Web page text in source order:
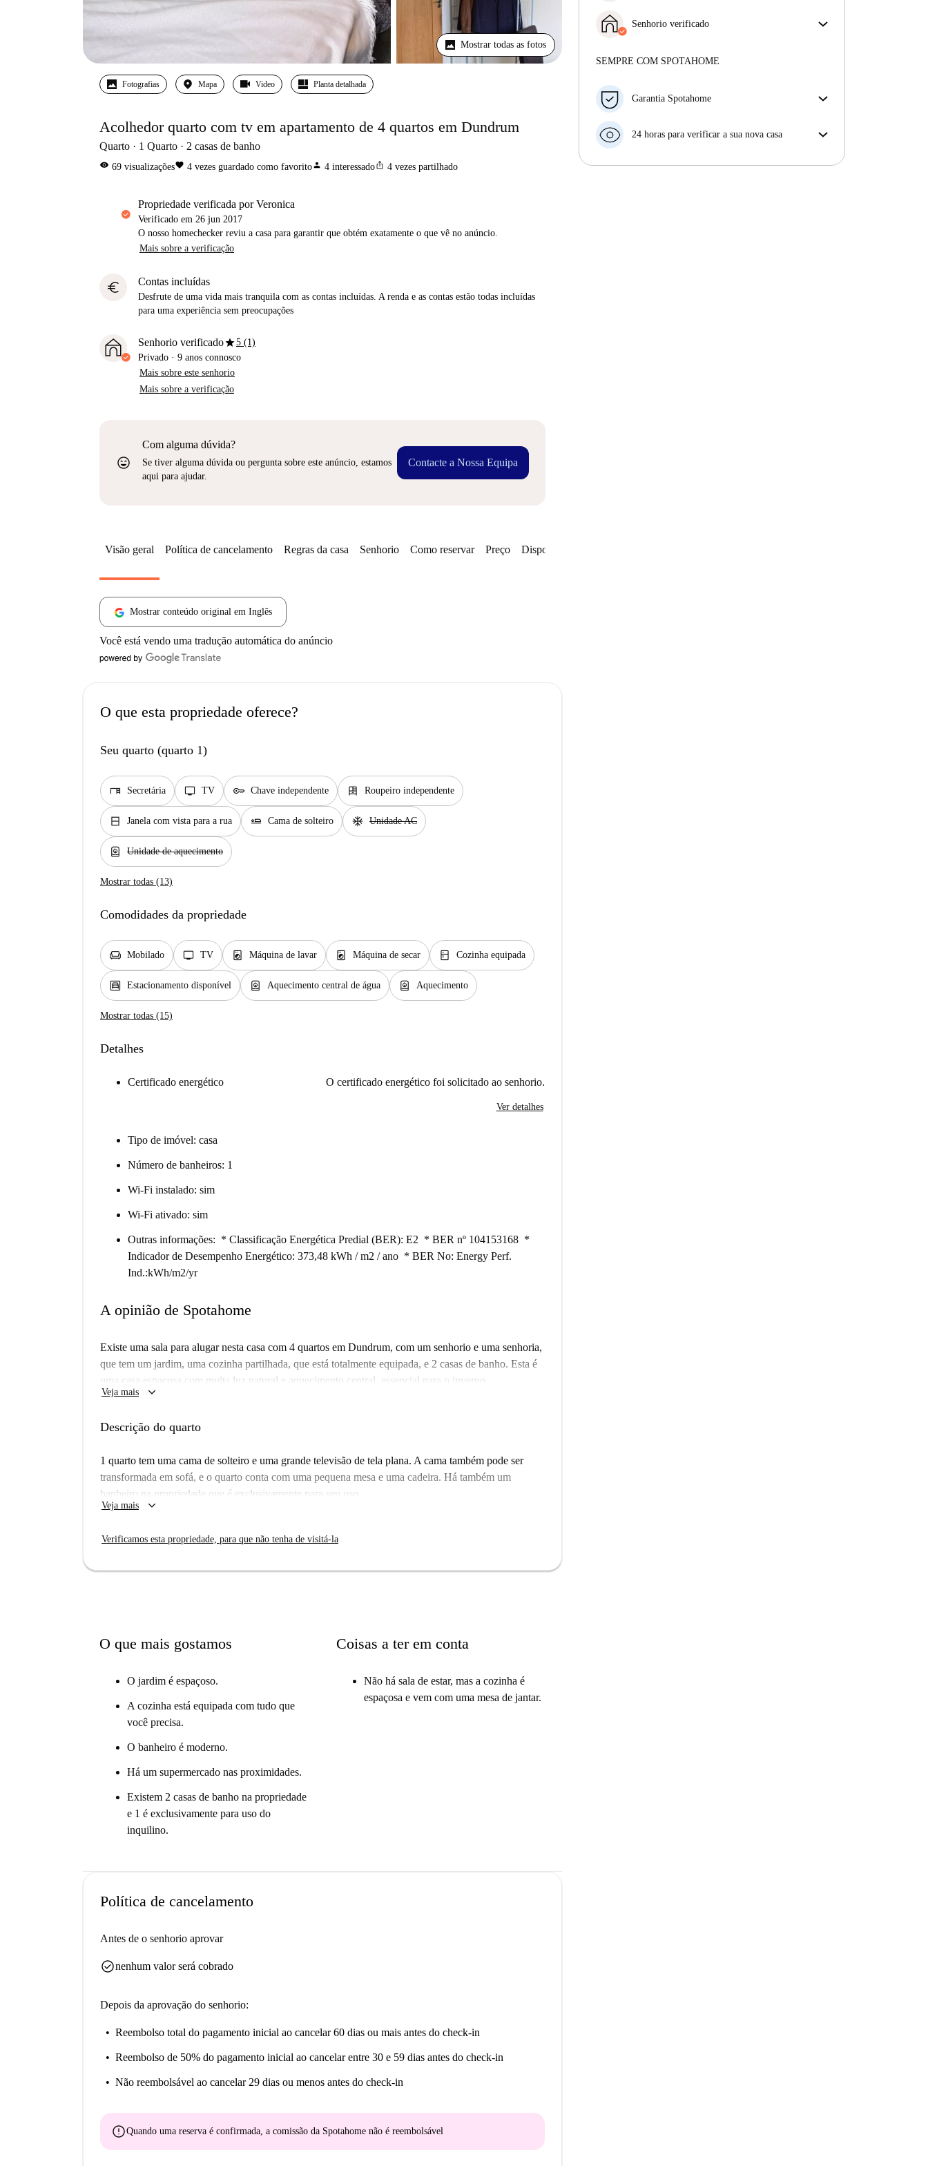
Mostrar todas as fotos
Fotografias Mapa Video Planta detalhada
Acolhedor quarto com tv em apartamento de 4 quartos em Dundrum
Quarto 1 Quarto 2 casas de banho
visibility 69 visualizaçõesfavorite 4 vezes guardado como favoritoperson 4 interessadoios_share 4 vezes partilhado
propriedade verificada por Veronica
Verificado em 26 jun 2017
O nosso homechecker reviu a casa para garantir que obtém exatamente o que vê no anúncio.
Mais sobre a verificação
euro Contas incluídas
Desfrute de uma vida mais tranquila com as contas incluídas. A renda e as contas estão todas incluídas
para uma experiência sem preocupações
Senhorio verificadostar5 (1)
Privado · 9 anos connosco
Mais sobre este senhorio
Mais sobre a verificação
sentiment_very_satisfied
Com alguma dúvida?
Se tiver alguma dúvida ou pergunta sobre este anúncio, estamos
aqui para ajudar.
Contacte a Nossa Equipa
incluídas. A renda e as contas estão todas incluídas
para uma experiência sem preocupações
Senhorio verificado
Mais sobre este senhorio
SEMPRE COM SPOTAHOME
Garantia Spotahome
antecedência, nós iremos A) pagar um hotel e ajudá-
seu dinheiro na totalidade.
24 horas para verificar a sua nova casa
Visão geral Política de cancelamento Regras da casa Senhorio Como reservar Preço Disponibilidades
Mostrar conteúdo original em Inglês
Você está vendo uma tradução automática do anúncio
O que esta propriedade oferece?
Seu quarto (quarto 1)
desk Secretária tv TV key Chave independente dresser Roupeiro independente
window_closed Janela com vista para a rua airline_seat_flat Cama de solteiro ac_unit Unidade AC
water_heater Unidade de aquecimento
Mostrar todas (13)
Comodidades da propriedade
chair Mobilado tv TV local_laundry_service Máquina de lavar local_laundry_service Máquina de secar kitchen Cozinha equipada
garage Estacionamento disponível water_heater Aquecimento central de água water_heater Aquecimento
Mostrar todas (15)
Detalhes
Certificado energético O certificado energético foi solicitado ao senhorio.
Ver detalhes
Tipo de imóvel: casa
Número de banheiros: 1
Wi-Fi instalado: sim
Wi-Fi ativado: sim
Outras informações: * Classificação Energética Predial (BER): E2 * BER nº 104153168 *
Indicador de Desempenho Energético: 373,48 kWh / m2 / ano * BER No: Energy Perf.
Ind.:kWh/m2/yr
A opinião de Spotahome
Existe uma sala para alugar nesta casa com 4 quartos em Dundrum, com um senhorio e uma senhoria,
que tem um jardim, uma cozinha partilhada, que está totalmente equipada, e 2 casas de banho. Esta é
uma casa espaçosa com muita luz natural e aquecimento central, essencial para o inverno.
para oferecer. Com uma estação de metrô nas proximidades, os moradores têm acesso fácil ao centro
Veja mais keyboard_arrow_down
Descrição do quarto
1 quarto tem uma cama de solteiro e uma grande televisão de tela plana. A cama também pode ser
transformada em sofá, e o quarto conta com uma pequena mesa e uma cadeira. Há também um
banheiro na propriedade que é exclusivamente para seu uso.
Veja mais keyboard_arrow_down
Verificamos esta propriedade, para que não tenha de visitá-la
O que mais gostamos
O jardim é espaçoso.
A cozinha está equipada com tudo que
você precisa.
O banheiro é moderno.
Há um supermercado nas proximidades.
Existem 2 casas de banho na propriedade
e 1 é exclusivamente para uso do
inquilino.
Coisas a ter em conta
Não há sala de estar, mas a cozinha é
espaçosa e vem com uma mesa de jantar.
Política de cancelamento
Antes de o senhorio aprovar
check_circlenenhum valor será cobrado
Depois da aprovação do senhorio:
Reembolso total do pagamento inicial ao cancelar 60 dias ou mais antes do check-in
Reembolso de 50% do pagamento inicial ao cancelar entre 30 e 59 dias antes do check-in
Não reembolsável ao cancelar 29 dias ou menos antes do check-in
errorQuando uma reserva é confirmada, a comissão da Spotahome não é reembolsável